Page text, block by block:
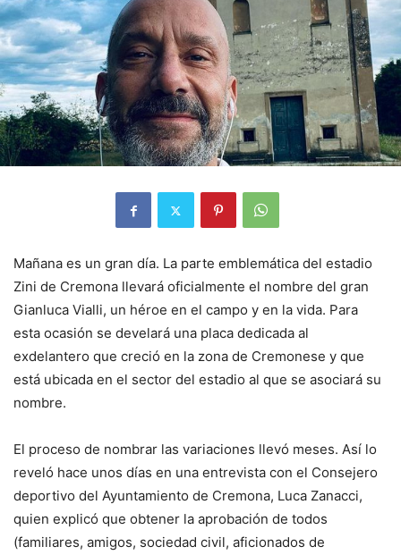
Mañana es un gran día. La parte emblemática del estadio
Zini de Cremona llevará oficialmente el nombre del gran
Gianluca Vialli, un héroe en el campo y en la vida. Para
esta ocasión se develará una placa dedicada al
exdelantero que creció en la zona de Cremonese y que
está ubicada en el sector del estadio al que se asociará su
nombre.
El proceso de nombrar las variaciones llevó meses. Así lo
reveló hace unos días en una entrevista con el Consejero
deportivo del Ayuntamiento de Cremona, Luca Zanacci,
quien explicó que obtener la aprobación de todos
(familiares, amigos, sociedad civil, aficionados de